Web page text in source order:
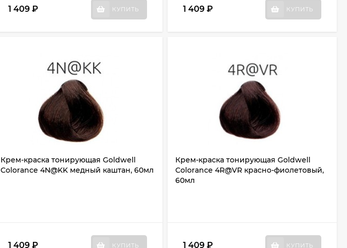
1 409₽ КУПИТЬ 1 409 ₽ КУПИТЬ
Крем-краска тонирующая Goldwell
Colorance 4N@KK медный каштан, 60мл
1 409₽ КУПИТЬ
Крем-краска тонирующая Goldwell
Colorance 4R@VR красно-фиолетовый,
60мл
1 409 ₽ КУПИТЬ